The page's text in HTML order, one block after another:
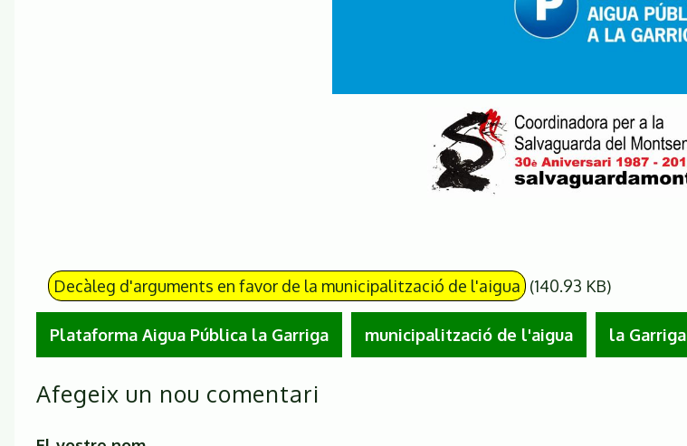
Decàleg d'arguments en favor de la municipalització de l'aigua (140.93 KB)
Plataforma Aigua Pública la Garriga municipalització de l'aigua la Garriga
Afegeix un nou comentari